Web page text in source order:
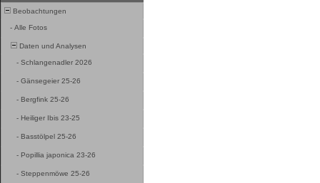
Beobachtungen
- Alle Fotos
Daten und Analysen
- Schlangenadler 2026
- Gänsegeier 25-26
- Bergfink 25-26
- Heiliger Ibis 23-25
- Basstölpel 25-26
- Popillia japonica 23-26
- Steppenmöwe 25-26